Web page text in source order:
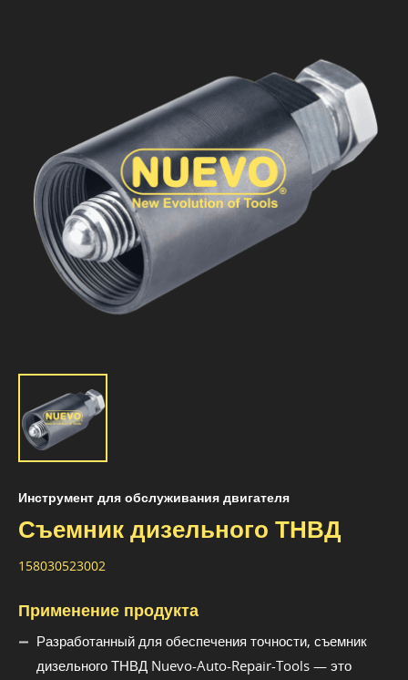
Инструмент для обслуживания двигателя
Съемник дизельного ТНВД
158030523002
Применение продукта
Разработанный для обеспечения точности, съемник
дизельного ТНВД Nuevo-Auto-Repair-Tools — это